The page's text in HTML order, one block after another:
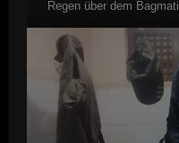
Regen über dem Bagmati